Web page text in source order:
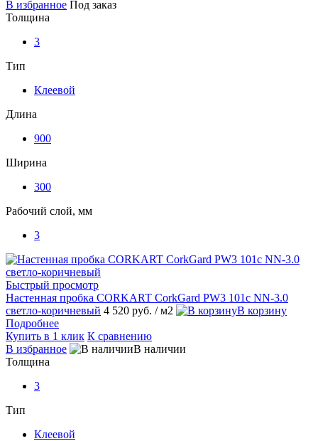
В избранное Под заказ
Толщина
3
Тип
Клеевой
Длина
900
Ширина
300
Рабочий слой, мм
3
Быстрый просмотр
Настенная пробка CORKART СorkGard PW3 101c NN-3.0
светло-коричневый 4 520 руб. / м2
В корзину
Подробнее
Купить в 1 клик К сравнению
В избранное
В наличии
Толщина
3
Тип
Клеевой